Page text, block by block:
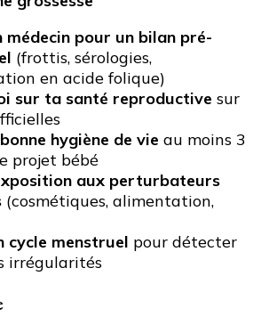
médecin pour un bilan pré-
(frottis, sérologies,
en acide folique)
sur ta santé reproductive sur
hygiène de vie au moins 3
projet bébé
aux perturbateurs
(cosmétiques, alimentation,
cycle menstruel pour détecter
irrégularités